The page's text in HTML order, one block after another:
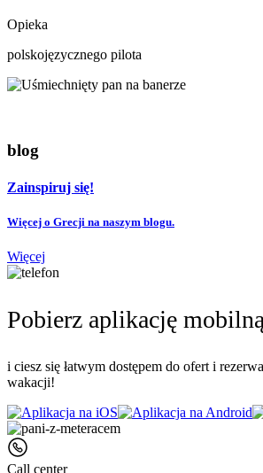
Opieka
polskojęzycznego pilota
blog
Zainspiruj się!
Więcej o Grecji na naszym blogu.
Więcej
Pobierz aplikację
i ciesz się łatwym dostępem do ofert i
wakacji!
Call center